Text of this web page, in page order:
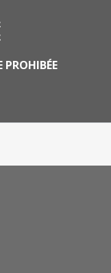
PROHIBÉE